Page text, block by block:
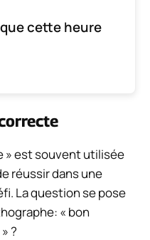
cette heure
» est souvent utilisée
réussir dans une
La question se pose
« bon
?